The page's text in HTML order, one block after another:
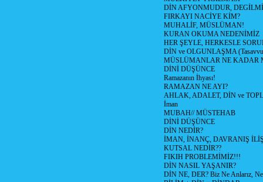
DİN AFYONMUDUR,
FIRKAYI NACİYE KİM?
MUHALİF, MÜSLÜMAN!
KURAN OKUMA NEDENİMİZ
HER ŞEYLE, HERKESLE
DİN ve OLGUNLAŞMA
MÜSLÜMANLAR NE KADAR
DİNİ DÜŞÜNCE
Ramazanın İhyası!
RAMAZAN NE AYI?
AHLAK, ADALET, DİN ve
İman
MUBAH// MÜSTEHAB
DİNİ DÜŞÜNCE
DİN NEDİR?
İMAN, İNANÇ, DAVRANIŞ
KUTSAL NEDİR??
FIKIH PROBLEMİMİZ!!!
DİN NASIL YAŞANIR?
DİN NE, DER? Biz Ne Anlarız, Ne